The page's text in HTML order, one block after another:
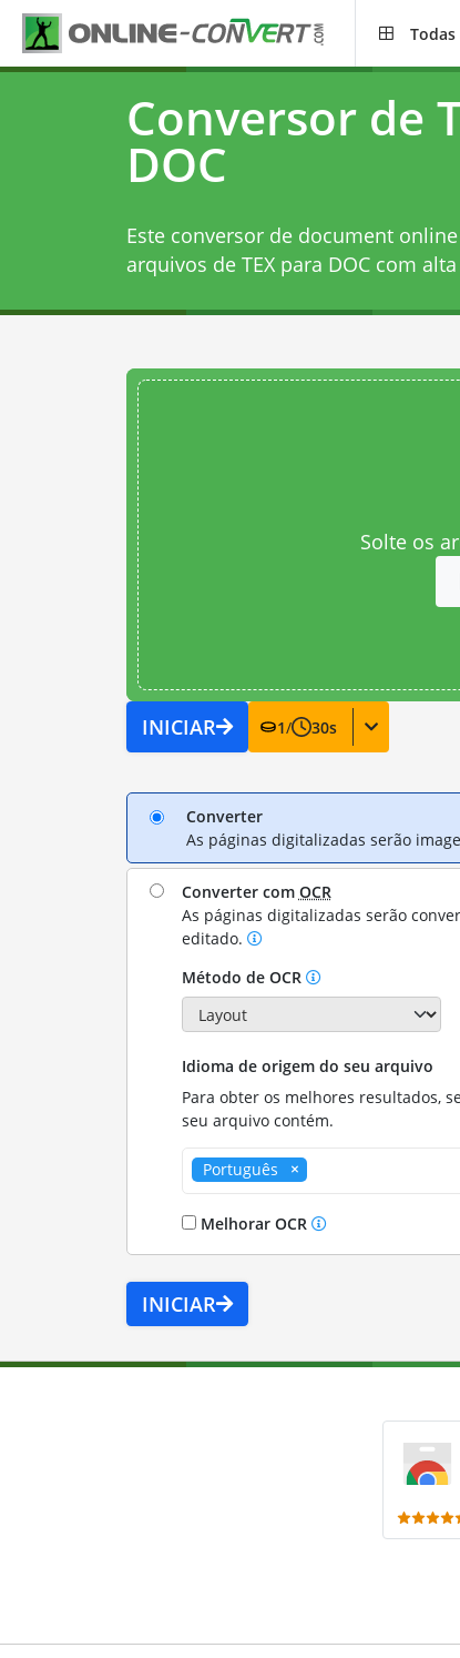
Conversor de
DOC
Este conversor de document
arquivos de TEX para DOC com
Solte os
INICIAR 1/ 30s
Converter
As páginas digitalizadas serão
Converter com OCR
As páginas digitalizadas serão
editado.
Método de OCR
Idioma de origem do seu arquivo
Para obter os melhores resultados,
seu arquivo contém.
Português
Melhorar OCR
INICIAR